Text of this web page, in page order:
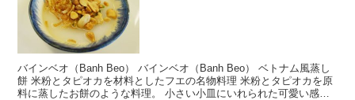
バインベオ（Banh Beo） バインベオ（Banh Beo） ベトナム風蒸し
餅 米粉とタピオカを材料としたフエの名物料理 米粉とタピオカを原
料に蒸したお餅のような料理。 小さい小皿にいれられた可愛い感